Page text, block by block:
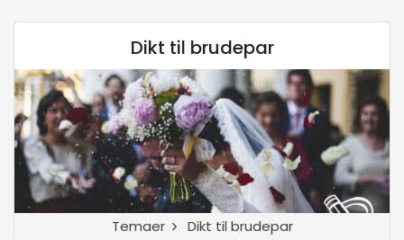
Dikt til brudepar
Temaer Dikt til brudepar